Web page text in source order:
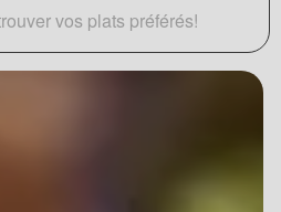
vos plats préférés!